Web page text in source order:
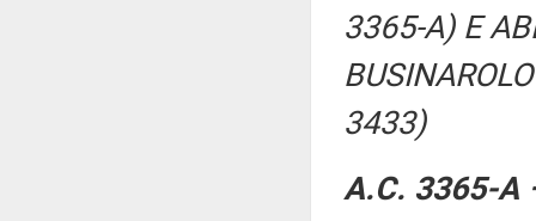
3365-A) E
3433)
A.C. 3365-A